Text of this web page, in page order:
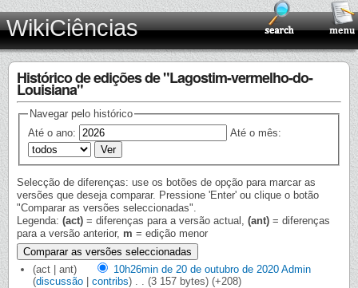
WikiCiências
Histórico de edições de "Lagostim-vermelho-do-
Louisiana"
Navegar pelo histórico
Até o ano:
Até o mês:
Selecção de diferenças: use os botões de opção para marcar as
versões que deseja comparar. Pressione 'Enter' ou clique o botão
"Comparar as versões seleccionadas".
Legenda: (act) = diferenças para a versão actual, (ant) = diferenças
para a versão anterior, m = edição menor
(act | ant) 10h26min de 20 de outubro de 2020 Admin
(discussão | contribs) (3 157 bytes) (+208)